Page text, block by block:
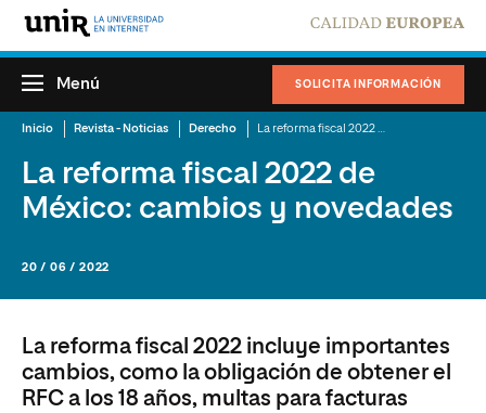
SOLICITA INFORMACIÓN
Menú
Inicio Revista - Noticias Derecho
La reforma fiscal 2022 de
México: cambios y novedades
20 / 06 / 2022
La reforma fiscal 2022 incluye importantes
cambios, como la obligación de obtener el
RFC a los 18 años, multas para facturas